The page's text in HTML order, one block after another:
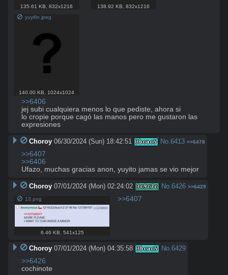
135.61 KB,832x1216 138.92 KB, 832x1216
yuyifin.jpeg
140.00 KB 1024x1024
>>6406
jej subi cualquiera menos lo que pediste, ahora si
lo cropie porque cagó las manos pero me gustaron las
expresiones
Choroy 06/30/2024 (Sun) 18:42:51 3bcac5 No.6413 >>6478
>>6407
>>6406
Ufazo, muchas gracias anon, yuyito jamas se vio mejor
Choroy 07/01/2024 (Mon) 02:24:02 3c9c7c No.6426 >>6429
13.png
6.46 KB 541x125
>>6407
Choroy 07/01/2024 (Mon) 04:35:58 3bcac5 No.6429
>>6426
cochinote